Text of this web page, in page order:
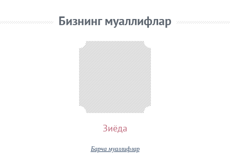
Бизнинг муаллифлар
Зиёда
Барча муаллифлар